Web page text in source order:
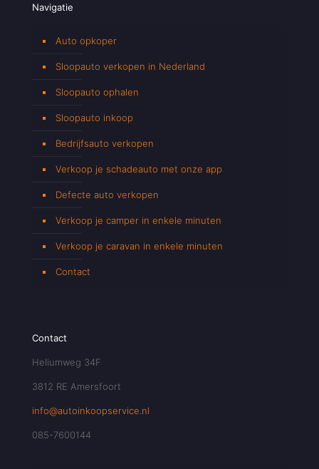
Navigatie
Auto opkoper
Sloopauto verkopen in Nederland
Sloopauto ophalen
Sloopauto inkoop
Bedrijfsauto verkopen
Verkoop je schadeauto met onze app
Defecte auto verkopen
Verkoop je camper in enkele minuten
Verkoop je caravan in enkele minuten
Contact
Contact
Heliumweg 34F
3812 RE Amersfoort
info@autoinkoopservice.nl
085-7600144